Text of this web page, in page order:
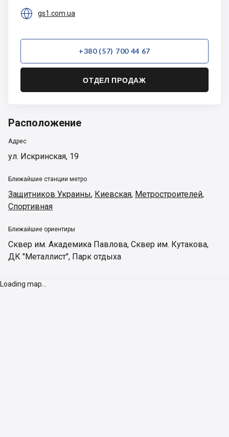
 gs1.com.ua
+380 (57) 700 44 67
ОТДЕЛ ПРОДАЖ
Расположение
Адрес
ул. Искринская, 19
Ближайшие станции метро
Защитников Украины, Киевская, Метростроителей,
Спортивная
Ближайшие ориентиры
Сквер им. Академика Павлова, Сквер им. Кутакова,
ДК "Металлист", Парк отдыха
Loading map...